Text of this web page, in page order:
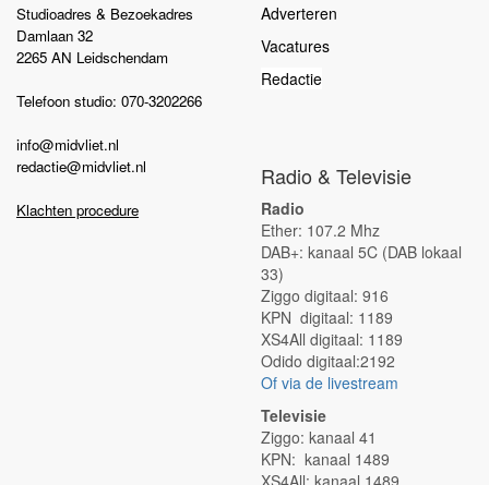
Studioadres & Bezoekadres
Damlaan 32
2265 AN Leidschendam
Telefoon studio: 070-3202266
info@midvliet.nl
redactie@midvliet.nl
Klachten procedure
Adverteren
Vacatures
Redactie
Radio & Televisie
Radio
Ether: 107.2 Mhz
DAB+: kanaal 5C (DAB lokaal
33)
Ziggo digitaal: 916
KPN digitaal: 1189
XS4All digitaal: 1189
Odido digitaal:2192
Of via de livestream
Televisie
Ziggo: kanaal 41
KPN: kanaal 1489
XS4All: kanaal 1489